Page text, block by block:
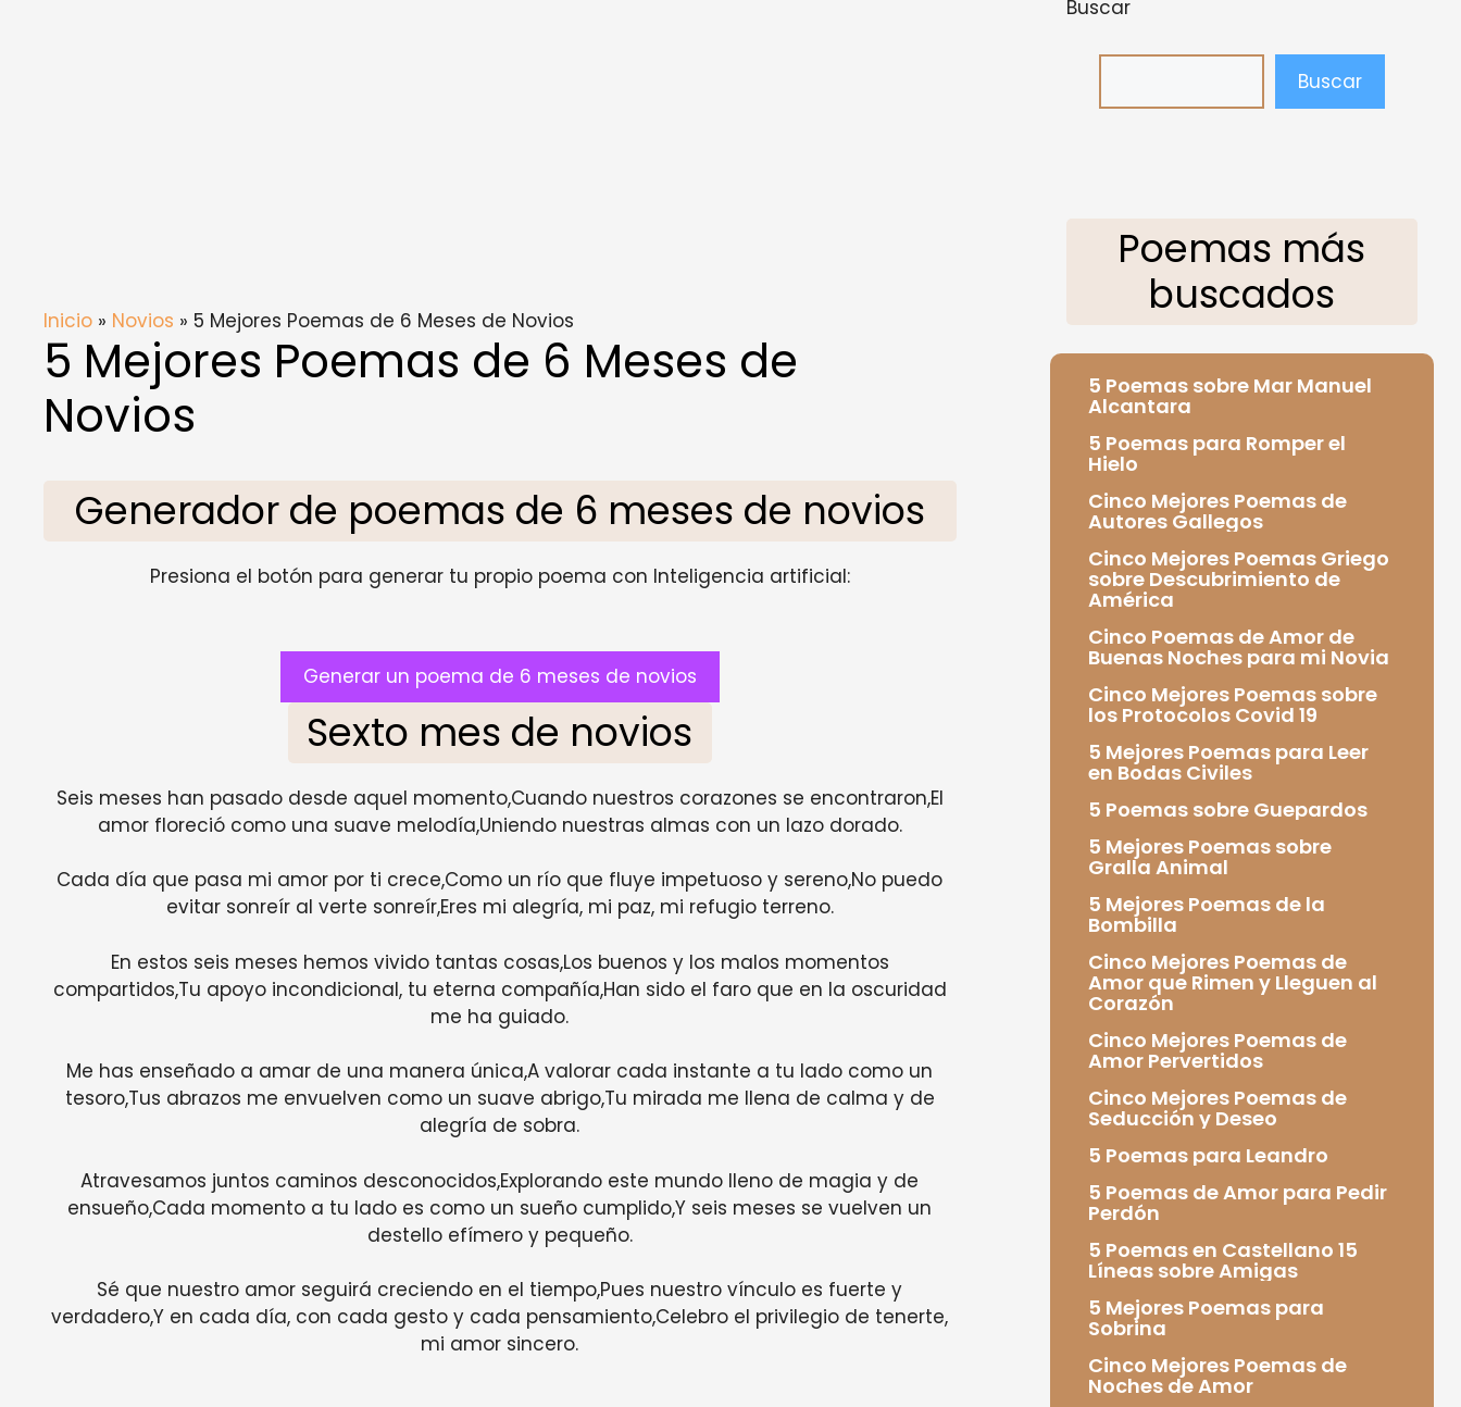
Inicio » Novios » 5 Mejores Poemas de 6 Meses de Novios
5 Mejores Poemas de 6 Meses de
Novios
Generador de poemas de 6 meses de novios
Presiona el botón para generar tu propio poema con Inteligencia artificial:
Generar un poema de 6 meses de novios
Sexto mes de novios
Seis meses han pasado desde aquel momento,Cuando nuestros corazones se encontraron,El
amor floreció como una suave melodía,Uniendo nuestras almas con un lazo dorado.
Cada día que pasa mi amor por ti crece,Como un río que fluye impetuoso y sereno,No puedo
evitar sonreír al verte sonreír,Eres mi alegría, mi paz, mi refugio terreno.
En estos seis meses hemos vivido tantas cosas,Los buenos y los malos momentos
compartidos,Tu apoyo incondicional, tu eterna compañía,Han sido el faro que en la oscuridad
me ha guiado.
Me has enseñado a amar de una manera única,A valorar cada instante a tu lado como un
tesoro,Tus abrazos me envuelven como un suave abrigo,Tu mirada me llena de calma y de
alegría de sobra.
Atravesamos juntos caminos desconocidos,Explorando este mundo lleno de magia y de
ensueño,Cada momento a tu lado es como un sueño cumplido,Y seis meses se vuelven un
destello efímero y pequeño.
Sé que nuestro amor seguirá creciendo en el tiempo,Pues nuestro vínculo es fuerte y
verdadero,Y en cada día, con cada gesto y cada pensamiento,Celebro el privilegio de tenerte,
mi amor sincero.
Buscar
Buscar
Poemas más
buscados
5 Poemas sobre Mar Manuel
Alcantara
5 Poemas para Romper el
Hielo
Cinco Mejores Poemas de
Autores Gallegos
Cinco Mejores Poemas Griego
sobre Descubrimiento de
América
Cinco Poemas de Amor de
Buenas Noches para mi Novia
Cinco Mejores Poemas sobre
los Protocolos Covid 19
5 Mejores Poemas para Leer
en Bodas Civiles
5 Poemas sobre Guepardos
5 Mejores Poemas sobre
Gralla Animal
5 Mejores Poemas de la
Bombilla
Cinco Mejores Poemas de
Amor que Rimen y Lleguen al
Corazón
Cinco Mejores Poemas de
Amor Pervertidos
Cinco Mejores Poemas de
Seducción y Deseo
5 Poemas para Leandro
5 Poemas de Amor para Pedir
Perdón
5 Poemas en Castellano 15
Líneas sobre Amigas
5 Mejores Poemas para
Sobrina
Cinco Mejores Poemas de
Noches de Amor